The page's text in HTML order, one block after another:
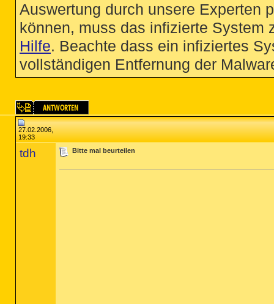
Auswertung durch unsere Experten
können, muss das infizierte System
Hilfe. Beachte dass ein infiziertes
vollständigen Entfernung der
27.02.2006,
19:33
tdh Bitte mal beurteilen